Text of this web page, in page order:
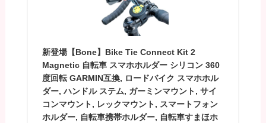
新登場【Bone】Bike Tie Connect Kit 2
Magnetic 自転車 スマホホルダー シリコン 360
度回転 GARMIN互換, ロードバイク スマホホル
ダー, ハンドル ステム, ガーミンマウント, サイ
コンマウント, レックマウント, スマートフォン
ホルダー, 自転車携帯ホルダー, 自転車すまほホ